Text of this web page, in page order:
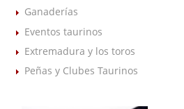
Ganaderías
Eventos taurinos
Extremadura y los toros
Peñas y Clubes Taurinos